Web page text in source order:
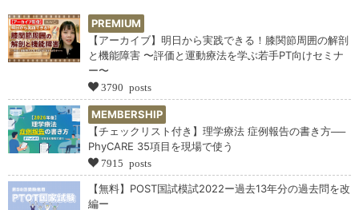
PREMIUM
【アーカイブ】明日から実践できる！膝関節周囲の解剖
と機能障害 〜評価と運動療法を学ぶ若手PT向けセミナ
ー〜
3790 posts
MEMBERSHIP
【チェックリスト付き】理学療法 症例報告の書き方──
PhyCARE 35項目を現場で使う
7915 posts
【無料】POST国試模試2022ー過去13年分の過去問を改
編ー